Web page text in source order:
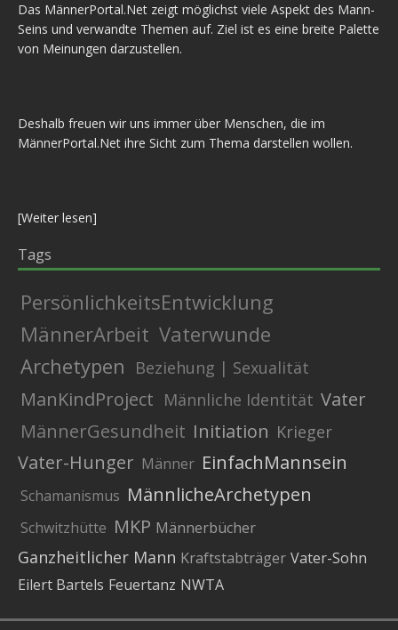
Das MännerPortal.Net zeigt möglichst viele Aspekt des Mann-
Seins und verwandte Themen auf. Ziel ist es eine breite Palette
von Meinungen darzustellen.
Deshalb freuen wir uns immer über Menschen, die im
MännerPortal.Net ihre Sicht zum Thema darstellen wollen.
[Weiter lesen]
Tags
PersönlichkeitsEntwicklung
MännerArbeit Vaterwunde
Archetypen
Beziehung | Sexualität
ManKindProject Männliche Identität Vater
MännerGesundheit Initiation Krieger
Vater-Hunger Männer EinfachMannsein
Schamanismus MännlicheArchetypen
Schwitzhütte MKP Männerbücher
Ganzheitlicher Mann Kraftstabträger Vater-Sohn
Eilert Bartels Feuertanz NWTA